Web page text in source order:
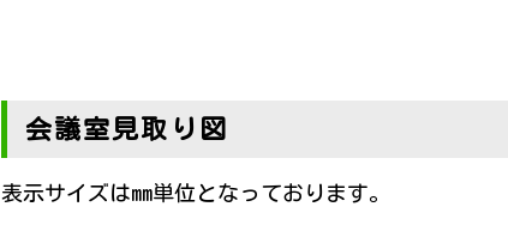
会議室見取り図
表示サイズはmm単位となっております。